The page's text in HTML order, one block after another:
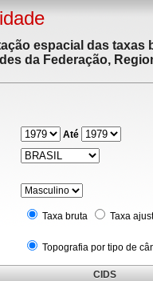
espacial das
da Federação,
Até
Taxa bruta Taxa
Topografia por tipo de
CIDS